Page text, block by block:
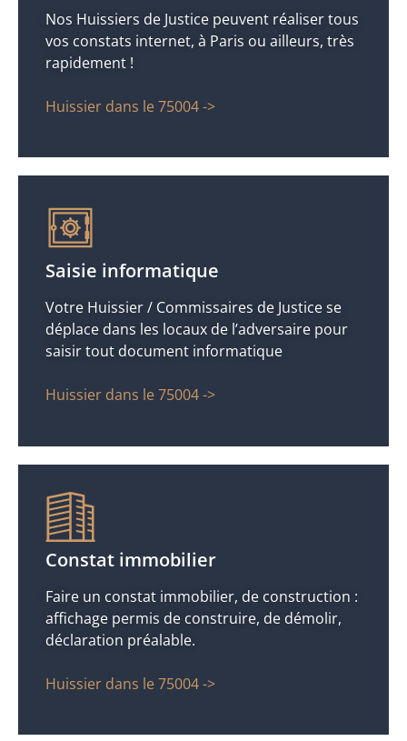
Nos Huissiers de Justice peuvent réaliser tous
vos constats internet, à Paris ou ailleurs, très
rapidement !
Huissier dans le 75004 ->
Saisie informatique
Votre Huissier / Commissaires de Justice se
déplace dans les locaux de l’adversaire pour
saisir tout document informatique
Huissier dans le 75004 ->
Constat immobilier
Faire un constat immobilier, de construction :
affichage permis de construire, de démolir,
déclaration préalable.
Huissier dans le 75004 ->